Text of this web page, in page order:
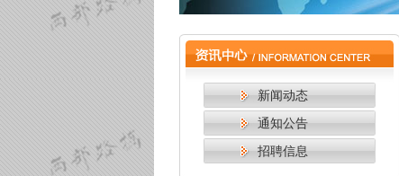
新闻动态
通知公告
招聘信息